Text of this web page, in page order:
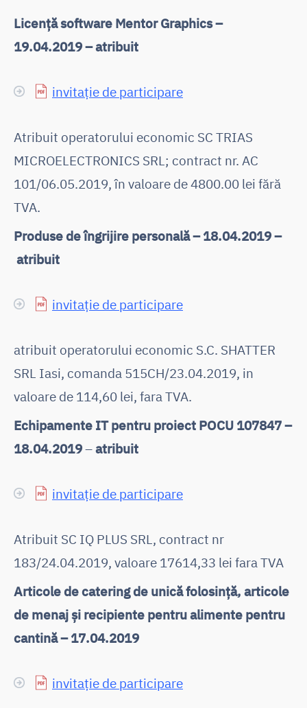
Licență software Mentor Graphics –
19.04.2019 – atribuit
invitație de participare
Atribuit operatorului economic SC TRIAS
MICROELECTRONICS SRL; contract nr. AC
101/06.05.2019, în valoare de 4800.00 lei fără
TVA.
Produse de îngrijire personală – 18.04.2019 –
atribuit
invitație de participare
atribuit operatorului economic S.C. SHATTER
SRL Iasi, comanda 515CH/23.04.2019, in
valoare de 114,60 lei, fara TVA.
Echipamente IT pentru proiect POCU 107847 –
18.04.2019–atribuit
invitație de participare
Atribuit SC IQ PLUS SRL, contract nr
183/24.04.2019, valoare 17614,33 lei fara TVA
Articole de catering de unică folosință, articole
de menaj și recipiente pentru alimente pentru
cantină – 17.04.2019
invitație de participare